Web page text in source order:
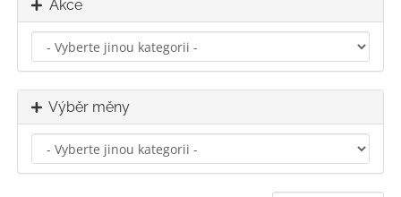
Akce
Výběr měny